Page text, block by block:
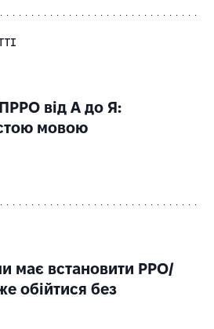
від А до Я:
мовою
має встановити РРО/
обійтися без